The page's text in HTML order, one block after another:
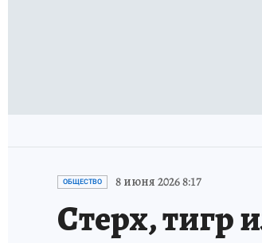
ОБЩЕСТВО 8 июня 2026 8:17
Стерх, тигр